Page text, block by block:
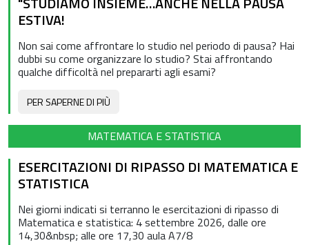
ESTIVA!
Non sai come affrontare lo studio nel periodo di pausa? ​ Hai
dubbi su come organizzare lo studio? ​ Stai affrontando
qualche difficoltà nel prepararti agli esami?
PER SAPERNE DI PIÙ
MATEMATICA E STATISTICA
ESERCITAZIONI DI RIPASSO DI MATEMATICA E
STATISTICA
Nei giorni indicati si terranno le esercitazioni di ripasso di
Matematica e statistica: 4 settembre 2026, dalle ore
14,30&nbsp; alle ore 17,30 aula A7/8